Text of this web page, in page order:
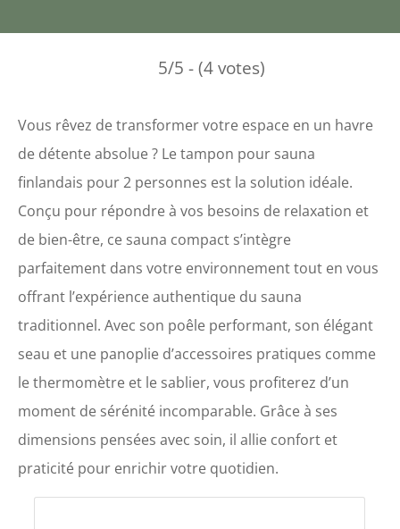
5/5 - (4 votes)
Vous rêvez de transformer votre espace en un havre
de détente absolue ? Le tampon pour sauna
finlandais pour 2 personnes est la solution idéale.
Conçu pour répondre à vos besoins de relaxation et
de bien-être, ce sauna compact s’intègre
parfaitement dans votre environnement tout en vous
offrant l’expérience authentique du sauna
traditionnel. Avec son poêle performant, son élégant
seau et une panoplie d’accessoires pratiques comme
le thermomètre et le sablier, vous profiterez d’un
moment de sérénité incomparable. Grâce à ses
dimensions pensées avec soin, il allie confort et
praticité pour enrichir votre quotidien.